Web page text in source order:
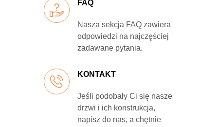
FAQ
Nasza sekcja FAQ zawiera
odpowiedzi na najczęściej
zadawane pytania.
KONTAKT
Jeśli podobały Ci się nasze
drzwi i ich konstrukcja,
napisz do nas, a chętnie